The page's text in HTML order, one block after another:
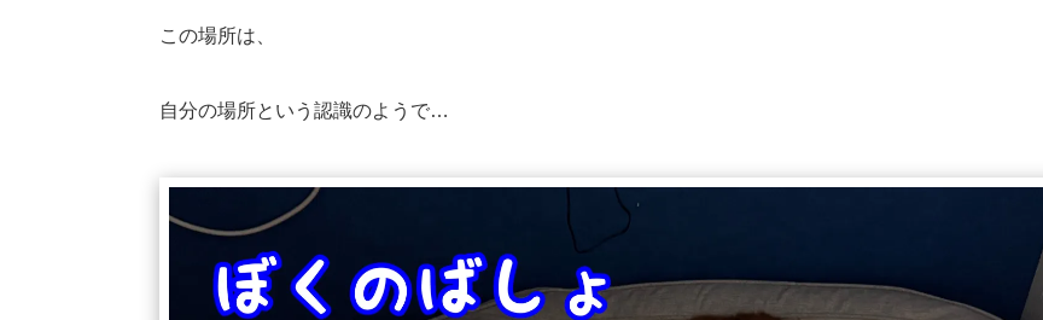
この場所は、
自分の場所という認識のようで…